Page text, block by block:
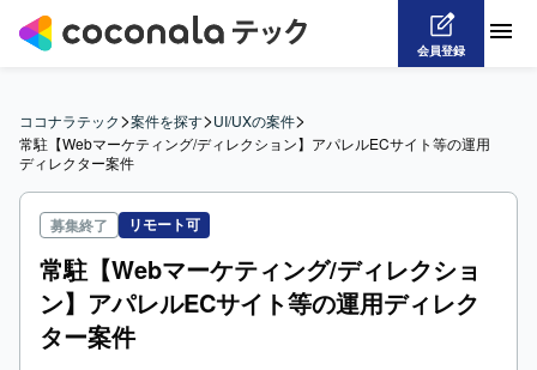
会員登録
ココナラテック>案件を探す>UI/UXの案件>
常駐【Webマーケティング/ディレクション】アパレルECサイト等の運用
ディレクター案件
募集終了 リモート可
常駐【Webマーケティング/ディレクショ
ン】アパレルECサイト等の運用ディレク
ター案件